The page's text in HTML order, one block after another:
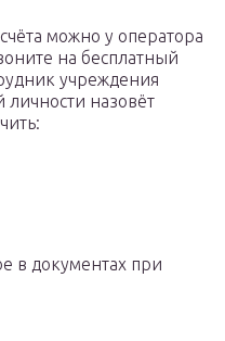
можно у оператора
на бесплатный
учреждения
назовёт
в документах при